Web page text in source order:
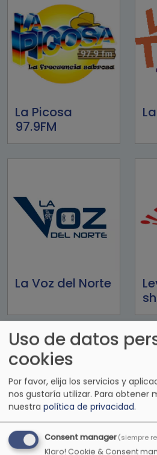
La Picosa
97.9FM
La Voz del Norte
Uso de datos
cookies
Por favor, elija los servicios y
nos gustaría utilizar. Para obtener
nuestra política de privacidad.
Consent manager(siempre
Klaro! Cookie & Consent